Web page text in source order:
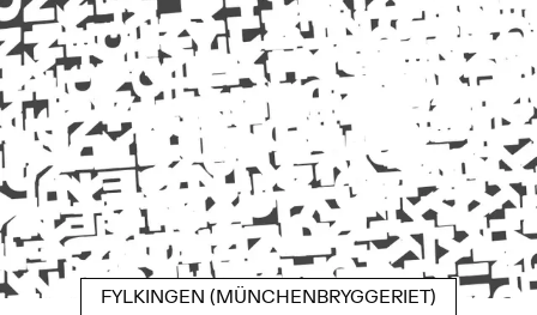
FYLKINGEN (MÜNCHENBRYGGERIET)